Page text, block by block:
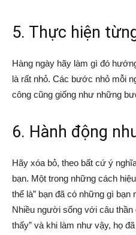
5. Thực hiện
Hàng ngày hãy làm gì đó
là rất nhỏ. Các bước nhỏ mỗi
công cũng giống như những
6. Hành động
Hãy xóa bỏ, theo bất cứ ý
bạn. Một trong những cách
thể là” bạn đã có những gì bạn
Nhiều người sống với câu thần
thấy” và khi làm như vậy, họ